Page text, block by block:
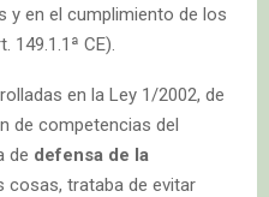
y en el cumplimiento de los
CE).
en la Ley 1/2002, de
de competencias del
de defensa de la
cosas, trataba de evitar